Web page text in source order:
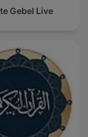
Gebel Live